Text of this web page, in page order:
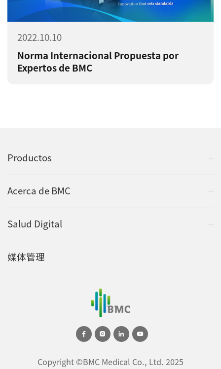
2022.10.10
Norma Internacional Propuesta por
Expertos de BMC
Productos
Acerca de BMC
Salud Digital
媒体管理
Copyright ©BMC Medical Co., Ltd. 2025